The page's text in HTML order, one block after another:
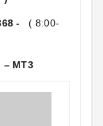
-
( 8:00-
– MT3